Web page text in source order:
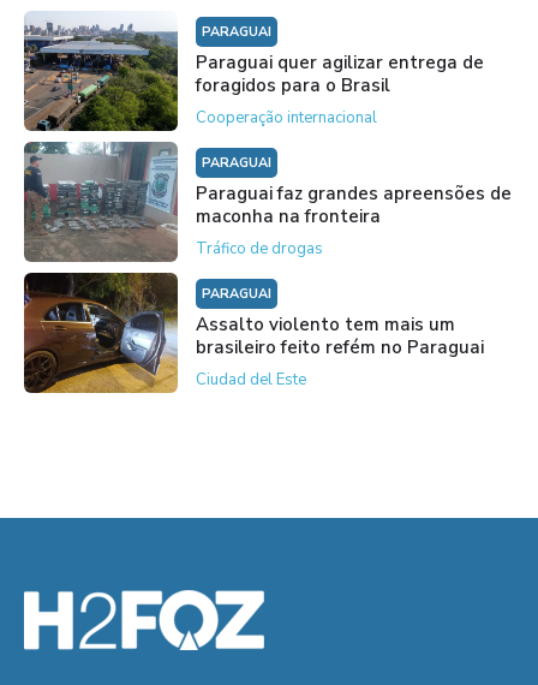
PARAGUAI
Paraguai quer agilizar entrega de
foragidos para o Brasil
Cooperação internacional
PARAGUAI
Paraguai faz grandes apreensões de
maconha na fronteira
Tráfico de drogas
PARAGUAI
Assalto violento tem mais um
brasileiro feito refém no Paraguai
Ciudad del Este